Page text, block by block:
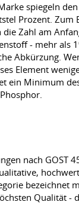
spiegeln
Prozent. Zum
die Zahl am
- mehr als
Abkürzung.
Element
ein Minimum
nach GOST
bezeichnet
Qualität -